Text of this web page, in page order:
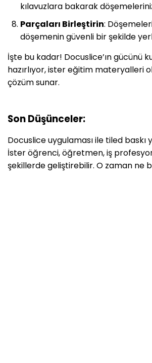
kılavuzlara bakarak
Parçaları Birleştirin:
döşemenin güvenli bir şekilde
İşte bu kadar! Docuslice’ın gücünü
hazırlıyor, ister eğitim materyalleri
çözüm sunar.
Son Düşünceler:
Docuslice uygulaması ile tiled
İster öğrenci, öğretmen, iş
şekillerde geliştirebilir. O zaman ne